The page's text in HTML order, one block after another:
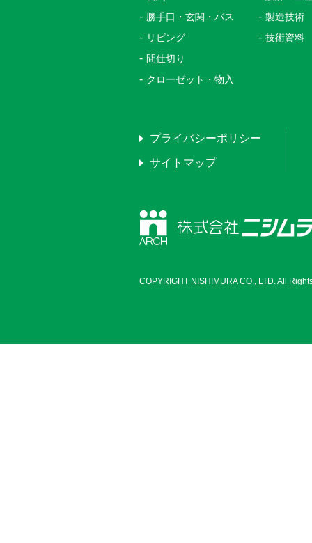
勝手口・玄関・バス
リビング
間仕切り
クローゼット・物入
製造技術
技術資料
プライバシーポリシー
サイトマップ
COPYRIGHT NISHIMURA CO., LTD. All